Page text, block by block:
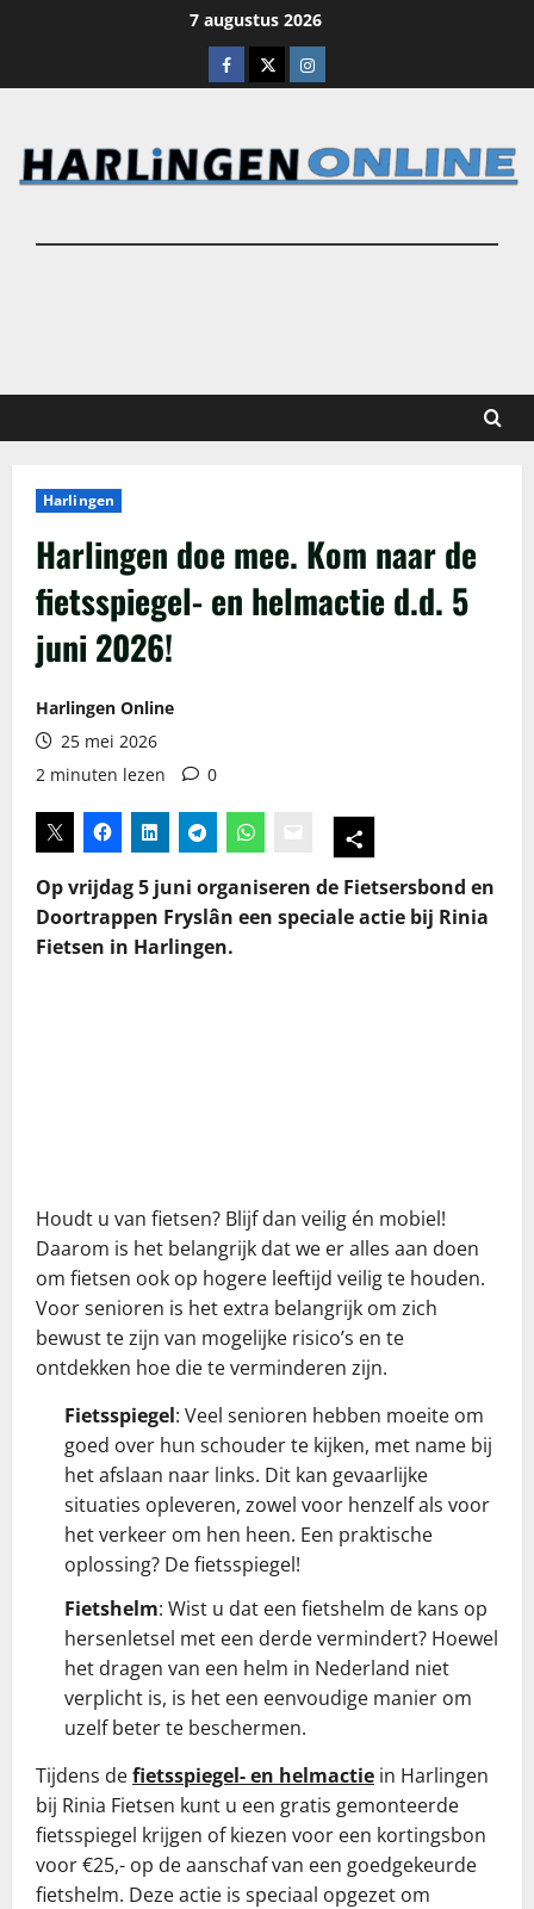
7 augustus 2026
Facebook
X Instagram
Harlingen
Harlingen doe mee. Kom naar de
fietsspiegel- en helmactie d.d. 5
juni 2026!
Harlingen Online
25 mei 2026
2 minuten lezen
0
Op vrijdag 5 juni organiseren de Fietsersbond en
Doortrappen Fryslân een speciale actie bij Rinia
Fietsen in Harlingen.
Houdt u van fietsen? Blijf dan veilig én mobiel!
Daarom is het belangrijk dat we er alles aan doen
om fietsen ook op hogere leeftijd veilig te houden.
Voor senioren is het extra belangrijk om zich
bewust te zijn van mogelijke risico’s en te
ontdekken hoe die te verminderen zijn.
Fietsspiegel: Veel senioren hebben moeite om
goed over hun schouder te kijken, met name bij
het afslaan naar links. Dit kan gevaarlijke
situaties opleveren, zowel voor henzelf als voor
het verkeer om hen heen. Een praktische
oplossing? De fietsspiegel!
Fietshelm: Wist u dat een fietshelm de kans op
hersenletsel met een derde vermindert? Hoewel
het dragen van een helm in Nederland niet
verplicht is, is het een eenvoudige manier om
uzelf beter te beschermen.
Tijdens defietsspiegel- en helmactie in Harlingen
bij Rinia Fietsen kunt u een gratis gemonteerde
fietsspiegel krijgen of kiezen voor een kortingsbon
voor €25,- op de aanschaf van een goedgekeurde
fietshelm. Deze actie is speciaal opgezet om